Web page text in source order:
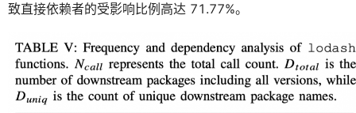
致直接依赖者的受影响比例高达 71.77%。